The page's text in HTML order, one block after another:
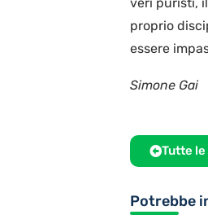
veri puristi,
proprio
essere
Simone Gai
Tutte
Potrebbe